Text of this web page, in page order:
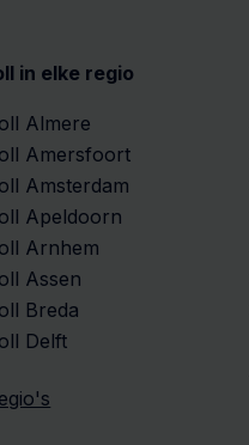
in elke regio
Almere
Amersfoort
Amsterdam
Apeldoorn
Arnhem
Assen
Breda
Delft